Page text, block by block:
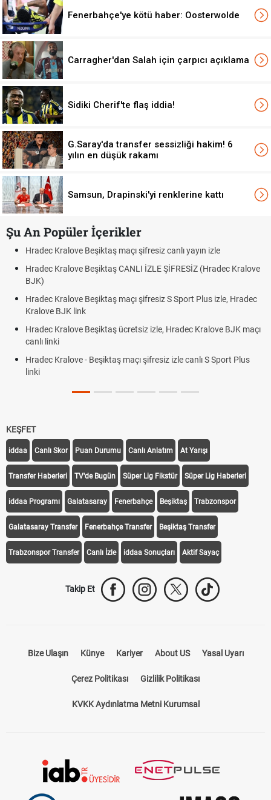
Fenerbahçe'ye kötü haber: Oosterwolde
Carragher'dan Salah için çarpıcı açıklama
Sidiki Cherif'te flaş iddia!
G.Saray'da transfer sessizliği hakim! 6
yılın en düşük rakamı
Samsun, Drapinski'yi renklerine kattı
Şu An Popüler İçerikler
izle
(Hradec Kralove
Plus izle, Hradec
Kralove BJK maçı
S Sport Plus
Hradec Kralove - Beşiktaş maçı şifresiz izle
Hradec Kralove Beşiktaş maçı şifresiz tv100
Trivela Nedir? Trivela Vuruşu Nasıl Yapılır?
Plonjon Nedir? Kalecilikte Plonjon Hareketi Nasıl
KEŞFET
iddaa Canlı Skor Puan Durumu Canlı Anlatım At Yarışı
Transfer Haberleri TV'de Bugün Süper Lig Fikstür Süper Lig Haberleri
iddaa Programı Galatasaray Fenerbahçe Beşiktaş Trabzonspor
Galatasaray Transfer Fenerbahçe Transfer Beşiktaş Transfer
Trabzonspor Transfer Canlı İzle iddaa Sonuçları Aktif Sayaç
Takip Et
Bize Ulaşın Künye Kariyer About US Yasal Uyarı
Çerez Politikası Gizlilik Politikası
KVKK Aydınlatma Metni Kurumsal